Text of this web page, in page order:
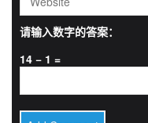
请输入数字的答案：
14 − 1 =